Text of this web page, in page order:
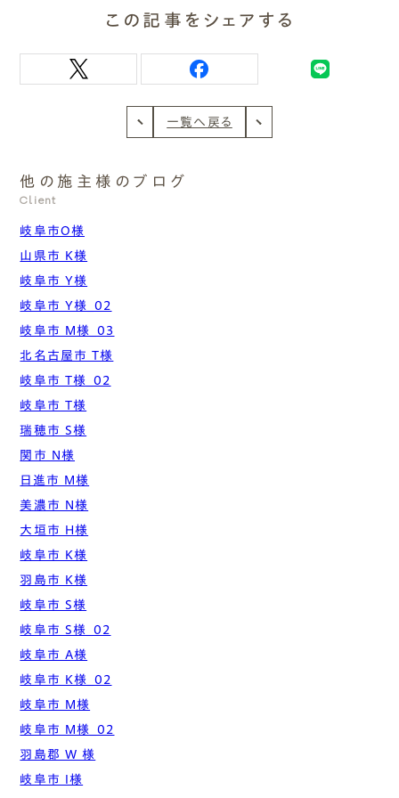
この記事をシェアする
一覧へ戻る
他の施主様のブログ
Client
岐阜市O様
山県市 K様
岐阜市 Y様
岐阜市 Y様_02
岐阜市 M様_03
北名古屋市 T様
岐阜市 T様_02
岐阜市 T様
瑞穂市 S様
関市 N様
日進市 M様
美濃市 N様
大垣市 H様
岐阜市 K様
羽島市 K様
岐阜市 S様
岐阜市 S様_02
岐阜市 A様
岐阜市 K様_02
岐阜市 M様
岐阜市 M様_02
羽島郡 W 様
岐阜市 I様